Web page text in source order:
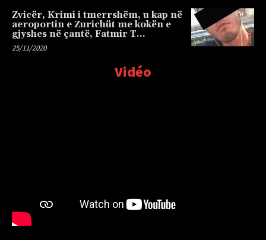
Zvicër, Krimi i tmerrshëm, u kap në
aeroportin e Zurichüt me kokën e
gjyshes në çantë, Fatmir T…
25/11/2020
Vidéo